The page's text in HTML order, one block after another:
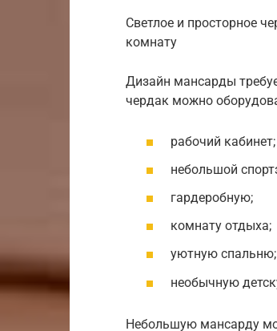
Светлое и просторное
комнату
Дизайн мансарды
чердак можно
рабочий кабинет;
небольшой
гардеробную;
комнату отдыха;
уютную спальню;
необычную
Небольшую мансарду